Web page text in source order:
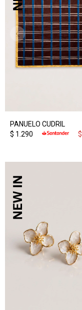
PANUELO CUDRIL
$ 1.290 $